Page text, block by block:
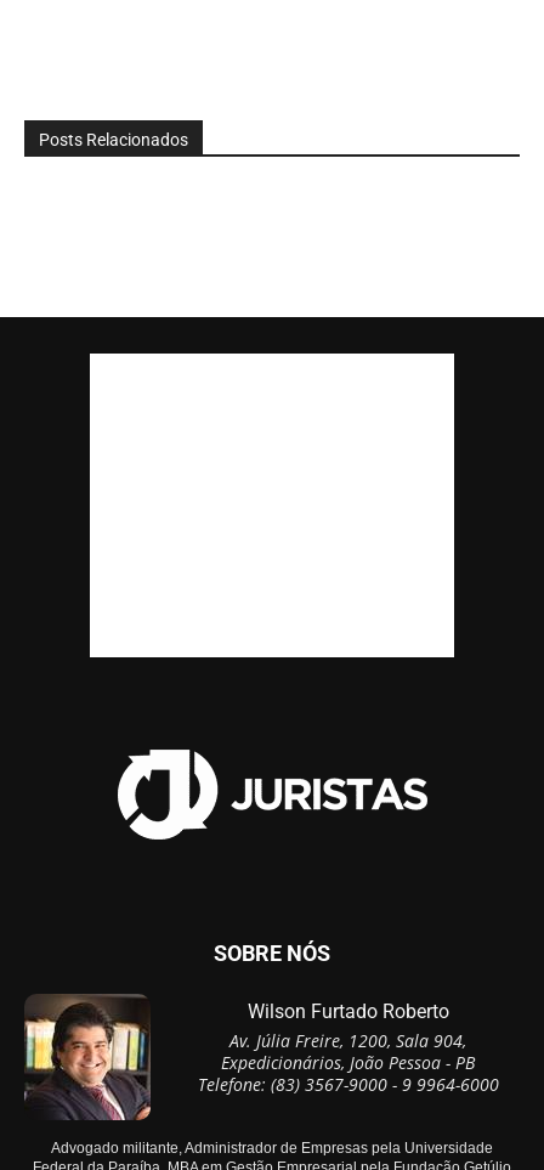
Posts Relacionados
SOBRE NÓS
Wilson Furtado Roberto
Av. Júlia Freire, 1200, Sala 904,
Expedicionários, João Pessoa - PB
Telefone: (83) 3567-9000 - 9 9964-6000
Advogado militante, Administrador de Empresas pela Universidade